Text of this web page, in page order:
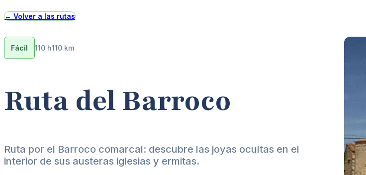
← Volver a las rutas
Fácil 110 h110 km
Ruta del Barroco
Ruta por el Barroco comarcal: descubre las joyas ocultas en el
interior de sus austeras iglesias y ermitas.